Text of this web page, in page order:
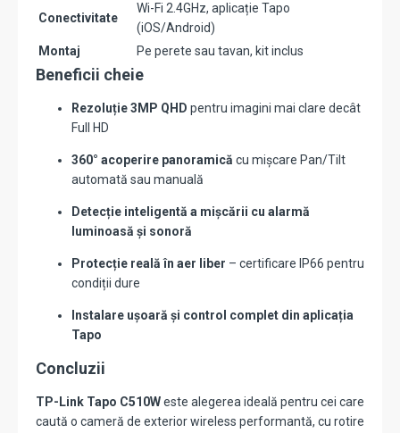
Conectivitate
Wi-Fi 2.4GHz, aplicație Tapo
(iOS/Android)
Montaj
Pe perete sau tavan, kit inclus
Beneficii cheie
Rezoluție 3MP QHD pentru imagini mai clare decât
Full HD
360° acoperire panoramică cu mișcare Pan/Tilt
automată sau manuală
Detecție inteligentă a mișcării cu alarmă
luminoasă și sonoră
Protecție reală în aer liber – certificare IP66 pentru
condiții dure
Instalare ușoară și control complet din aplicația
Tapo
Concluzii
TP-Link Tapo C510Weste alegerea ideală pentru cei care
caută o cameră de exterior wireless performantă, cu rotire